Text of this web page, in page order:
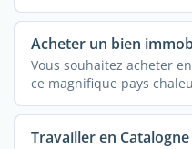
Acheter un bien
Vous souhaitez acheter
ce magnifique pays
avez ...
Travailler en Catalogne